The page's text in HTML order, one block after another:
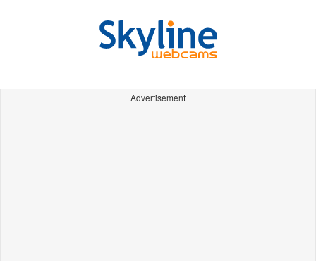
Advertisement